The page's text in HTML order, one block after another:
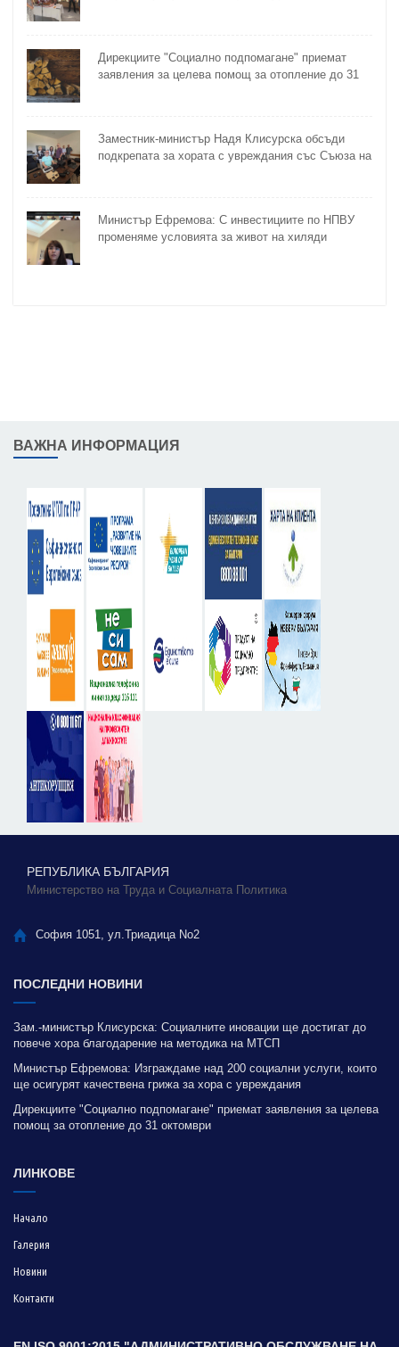
Дирекциите "Социално подпомагане" приемат
заявления за целева помощ за отопление до 31
Заместник-министър Надя Клисурска обсъди
подкрепата за хората с увреждания със Съюза на
Министър Ефремова: С инвестициите по НПВУ
променяме условията за живот на хиляди
ВАЖНА ИНФОРМАЦИЯ
РЕПУБЛИКА БЪЛГАРИЯ
Министерство на Труда и Социалната Политика
София 1051, ул.Триадица No2
ПОСЛЕДНИ НОВИНИ
Зам.-министър Клисурска: Социалните иновации ще достигат до
повече хора благодарение на методика на МТСП
Министър Ефремова: Изграждаме над 200 социални услуги, които
ще осигурят качествена грижа за хора с увреждания
Дирекциите "Социално подпомагане" приемат заявления за целева
помощ за отопление до 31 октомври
ЛИНКОВЕ
Начало
Галерия
Новини
Контакти